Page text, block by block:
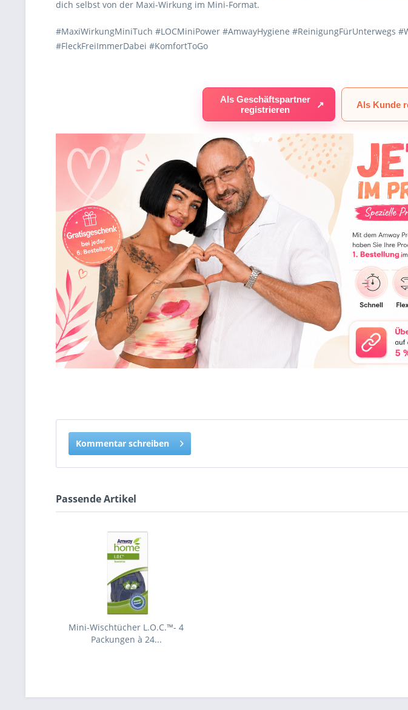
dich selbst von der Maxi-Wirkung im Mini-Format.
#MaxiWirkungMiniTuch #LOCMiniPower #AmwayHygiene #ReinigungFürUnterwegs
#FleckFreiImmerDabei #KomfortToGo
Als Geschäftspartner
registrieren
↗ Als Kunde
Kommentar schreiben
Passende Artikel
Mini-Wischtücher L.O.C.™- 4
Packungen à 24...